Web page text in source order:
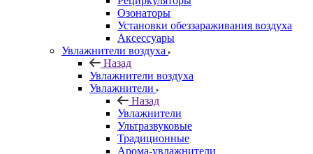
Озонаторы
Установки обеззараживания воздуха
Аксессуары
Увлажнители воздуха
Назад
Увлажнители воздуха
Увлажнители
Назад
Увлажнители
Ультразвуковые
Традиционные
Арома-увлажнители